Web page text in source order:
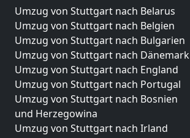
Umzug von Stuttgart nach Belarus
Umzug von Stuttgart nach Belgien
Umzug von Stuttgart nach Bulgarien
Umzug von Stuttgart nach Dänemark
Umzug von Stuttgart nach England
Umzug von Stuttgart nach Portugal
Umzug von Stuttgart nach Bosnien
und Herzegowina
Umzug von Stuttgart nach Irland